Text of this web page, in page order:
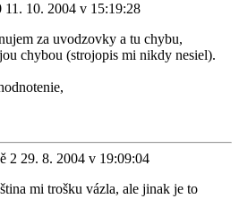
11. 10. 2004 v 15:19:28
za uvodzovky a tu chybu,
chybou (strojopis mi nikdy nesiel).
29. 8. 2004 v 19:09:04
mi trošku vázla, ale jinak je to